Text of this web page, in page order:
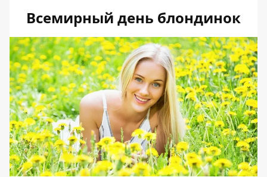
Всемирный день блондинок